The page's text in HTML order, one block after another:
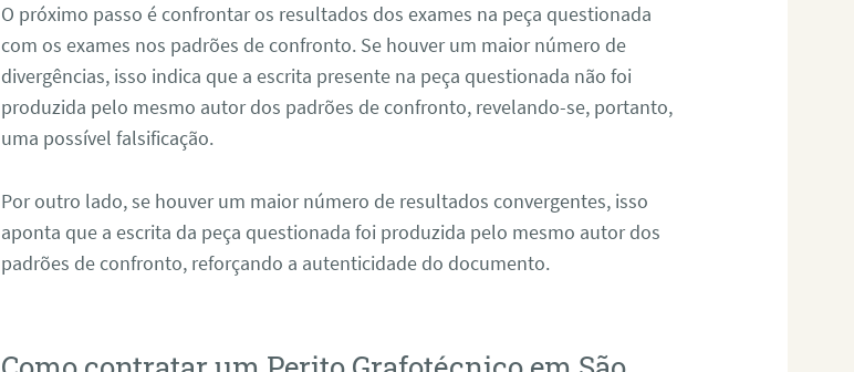
O próximo passo é confrontar os resultados dos exames na peça questionada
com os exames nos padrões de confronto. Se houver um maior número de
divergências, isso indica que a escrita presente na peça questionada não foi
produzida pelo mesmo autor dos padrões de confronto, revelando-se, portanto,
uma possível falsificação.
Por outro lado, se houver um maior número de resultados convergentes, isso
aponta que a escrita da peça questionada foi produzida pelo mesmo autor dos
padrões de confronto, reforçando a autenticidade do documento.